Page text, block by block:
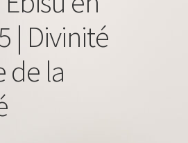
| Divinité
de la